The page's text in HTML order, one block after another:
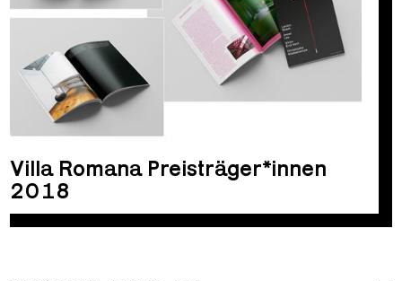
Villa Romana Preisträger*innen
2018